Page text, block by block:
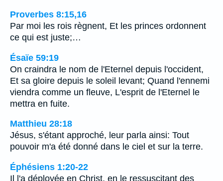
Proverbes 8:15,16
Par moi les rois règnent, Et les princes ordonnent
ce qui est juste;…
Ésaïe 59:19
On craindra le nom de l'Eternel depuis l'occident,
Et sa gloire depuis le soleil levant; Quand l'ennemi
viendra comme un fleuve, L'esprit de l'Eternel le
mettra en fuite.
Matthieu 28:18
Jésus, s'étant approché, leur parla ainsi: Tout
pouvoir m'a été donné dans le ciel et sur la terre.
Éphésiens 1:20-22
Il l'a déployée en Christ, en le ressuscitant des